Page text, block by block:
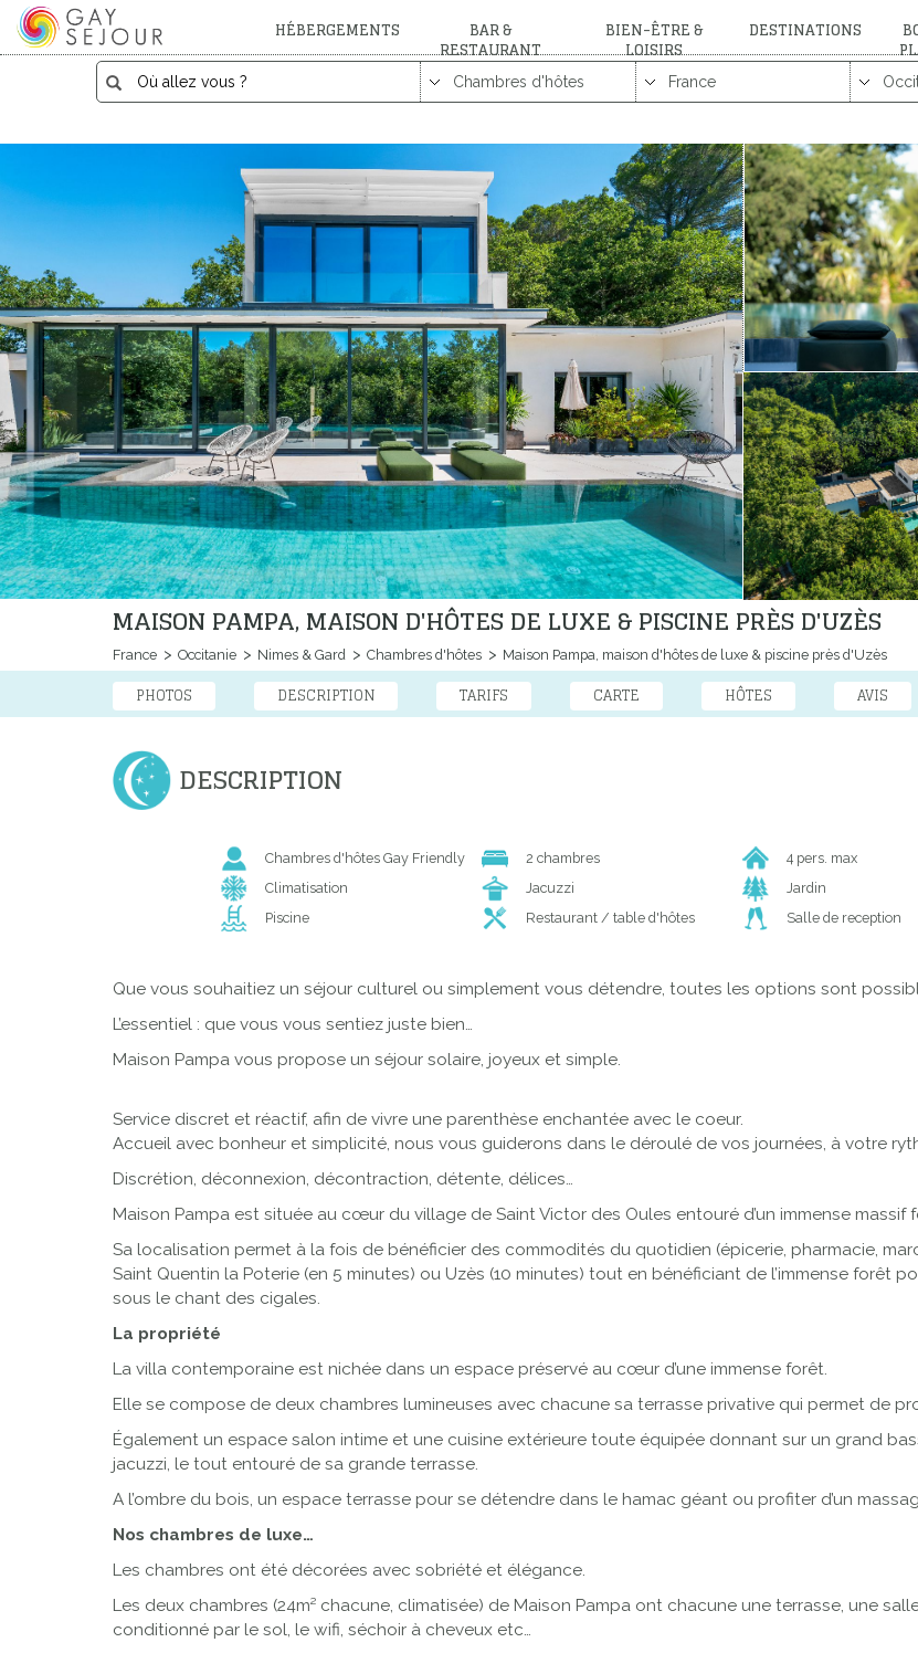
HÉBERGEMENTS BAR &
RESTAURANT
BIEN-ÊTRE &
LOISIRS
DESTINATIONS
MAISON PAMPA, MAISON D'HÔTES DE LUXE & PISCINE PRÈS D'UZÈS
France Occitanie Nimes & Gard Chambres d'hôtes Maison Pampa, maison d'hôtes de luxe & piscine près d'Uzès
PHOTOS DESCRIPTION TARIFS CARTE HÔTES AVIS
DESCRIPTION
Chambres d'hôtes Gay Friendly 2 chambres 4 pers. max
Climatisation
Jacuzzi Jardin
Piscine
Restaurant / table d'hôtes Salle de reception
Que vous souhaitiez un séjour culturel ou simplement vous détendre, toutes les options sont
L’essentiel : que vous vous sentiez juste bien…
Maison Pampa vous propose un séjour solaire, joyeux et simple.
Service discret et réactif, afin de vivre une parenthèse enchantée avec le coeur.
Accueil avec bonheur et simplicité, nous vous guiderons dans le déroulé de vos journées, à votre
Discrétion, déconnexion, décontraction, détente, délices…
Maison Pampa est située au cœur du village de Saint Victor des Oules entouré d’un immense massif
Sa localisation permet à la fois de bénéficier des commodités du quotidien (épicerie, pharmacie,
Saint Quentin la Poterie (en 5 minutes) ou Uzès (10 minutes) tout en bénéficiant de l’immense forêt
sous le chant des cigales.
La propriété
La villa contemporaine est nichée dans un espace préservé au cœur d’une immense forêt.
Elle se compose de deux chambres lumineuses avec chacune sa terrasse privative qui permet de
Également un espace salon intime et une cuisine extérieure toute équipée donnant sur un grand
jacuzzi, le tout entouré de sa grande terrasse.
A l’ombre du bois, un espace terrasse pour se détendre dans le hamac géant ou profiter d’un
Nos chambres de luxe…
Les chambres ont été décorées avec sobriété et élégance.
Les deux chambres (24m² chacune, climatisée) de Maison Pampa ont chacune une terrasse, une
conditionné par le sol, le wifi, séchoir à cheveux etc…